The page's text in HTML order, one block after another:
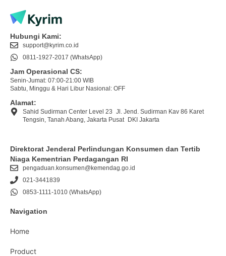
Hubungi Kami:
support@kyrim.co.id
0811-1927-2017 (WhatsApp)
Jam Operasional CS:
Senin-Jumat: 07:00-21:00 WIB
Sabtu, Minggu & Hari Libur Nasional: OFF
Alamat:
Sahid Sudirman Center Level 23 Jl. Jend. Sudirman Kav 86 Karet
Tengsin, Tanah Abang, Jakarta Pusat DKI Jakarta
Direktorat Jenderal Perlindungan Konsumen dan Tertib
Niaga Kementrian Perdagangan RI
pengaduan.konsumen@kemendag.go.id
021-3441839
0853-1111-1010 (WhatsApp)
Navigation
Home
Product